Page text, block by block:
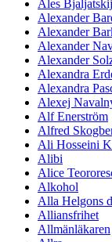
Ales Bjaljatskij
Alexander
Alexander
Alexander
Alexander
Alexandra
Alexandra
Alexej
Alf Enerström
Alfred
Ali Hosseini
Alibi
Alice
Alkohol
Alla Helgons
Alliansfrihet
Allmänläkaren